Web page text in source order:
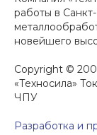
работы в
новейшего
Copyright ©
«Техносила»
ЧПУ
Разработка и